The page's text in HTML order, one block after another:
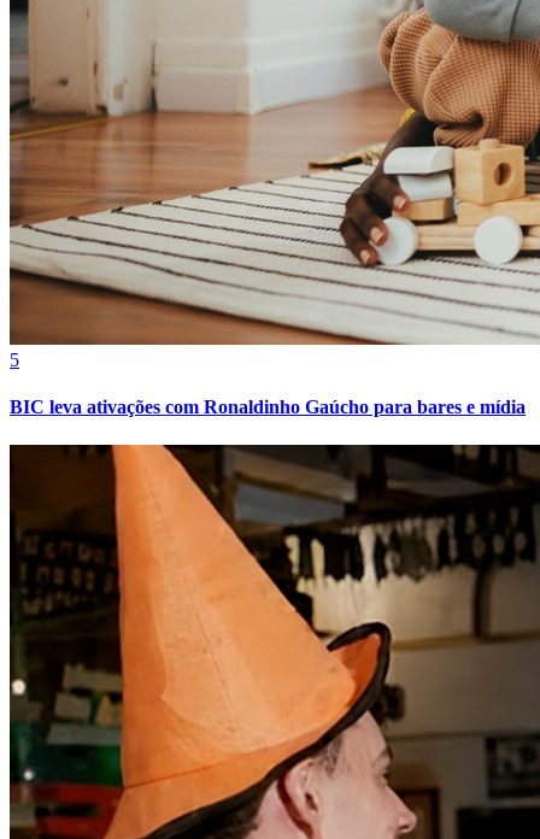
Atlético-MG
5
BIC leva ativações com Ronaldinho Gaúcho para bares e mídia